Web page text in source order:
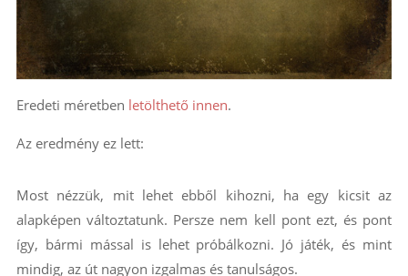
Eredeti méretben letölthető innen.
Az eredmény ez lett:
Most nézzük, mit lehet ebből kihozni, ha egy kicsit az
alapképen változtatunk. Persze nem kell pont ezt, és pont
így, bármi mással is lehet próbálkozni. Jó játék, és mint
mindig, az út nagyon izgalmas és tanulságos.